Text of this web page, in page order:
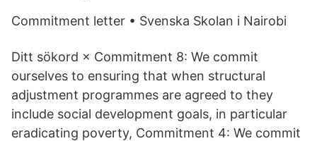
Commitment letter • Svenska Skolan i Nairobi
Ditt sökord × Commitment 8: We commit
ourselves to ensuring that when structural
adjustment programmes are agreed to they
include social development goals, in particular
eradicating poverty, Commitment 4: We commit